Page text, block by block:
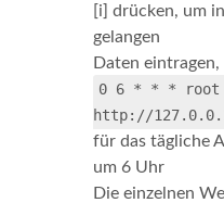
[i] drücken, um
gelangen
Daten eintragen,
0 6 * * * root
http://
für das tägliche
um 6 Uhr
Die einzelnen